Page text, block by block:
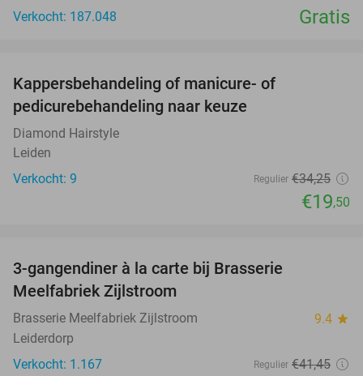
Verkocht: 187.048
Gratis
Kappersbehandeling of manicure- of
pedicurebehandeling naar keuze
Diamond Hairstyle
Leiden
Verkocht: 9
Regulier €34,25
€19,50
3-gangendiner à la carte bij Brasserie
Meelfabriek Zijlstroom
Brasserie Meelfabriek Zijlstroom 9.4 star
Leiderdorp
Verkocht: 1.167
Regulier €41,45